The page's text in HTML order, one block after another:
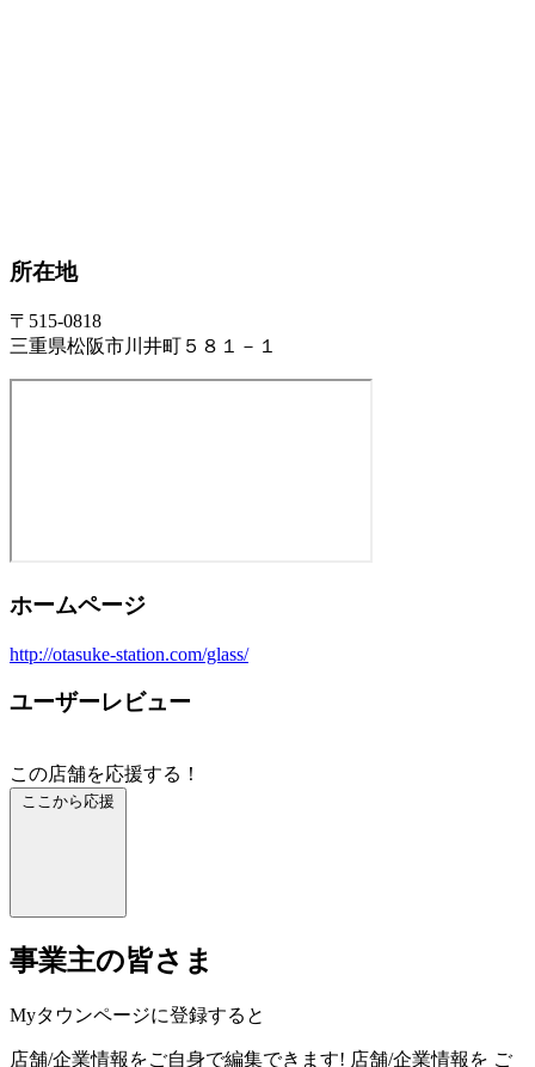
所在地
〒515-0818
三重県松阪市川井町５８１－１
ホームページ
http://otasuke-station.com/glass/
ユーザーレビュー
この店舗を応援する！
ここから応援
事業主の皆さま
Myタウンページに登録すると
店舗/企業情報をご自身で編集できます! 店舗/企業情報を ご